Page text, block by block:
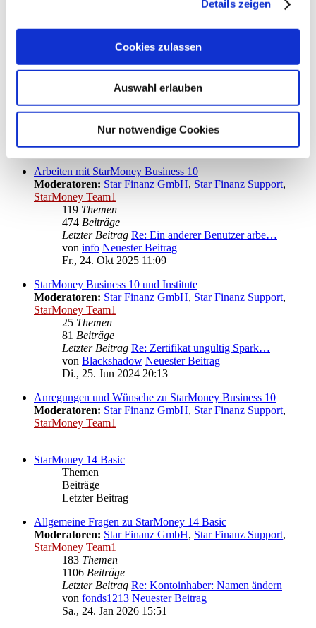
Details zeigen
Cookies zulassen
Auswahl erlauben
Nur notwendige Cookies
Re: Fehlermeldung: "Failed to…
Moderatoren: Star Finanz GmbH,Star Finanz Support,
StarMoney Team1
142Beiträge
vader Neuester Beitrag
Mo., 13. Nov 2023 11:53
Arbeiten mit StarMoney Business 10
Moderatoren: Star Finanz GmbH, Star Finanz Support,
StarMoney Team1
119 Themen
474 Beiträge
Letzter Beitrag Re: Ein anderer Benutzer arbe…
von info Neuester Beitrag
Fr., 24. Okt 2025 11:09
StarMoney Business 10 und Institute
Moderatoren: Star Finanz GmbH, Star Finanz Support,
StarMoney Team1
25 Themen
81 Beiträge
Letzter Beitrag Re: Zertifikat ungültig Spark…
von Blackshadow Neuester Beitrag
Di., 25. Jun 2024 20:13
Anregungen und Wünsche zu StarMoney Business 10
Moderatoren: Star Finanz GmbH, Star Finanz Support,
StarMoney Team1
StarMoney 14 Basic
Themen
Beiträge
Letzter Beitrag
Allgemeine Fragen zu StarMoney 14 Basic
Moderatoren: Star Finanz GmbH, Star Finanz Support,
StarMoney Team1
183 Themen
1106 Beiträge
Letzter Beitrag Re: Kontoinhaber: Namen ändern
von fonds1213 Neuester Beitrag
Sa., 24. Jan 2026 15:51